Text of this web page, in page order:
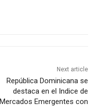
Next article
República Dominicana se
destaca en el Indice de
Mercados Emergentes con